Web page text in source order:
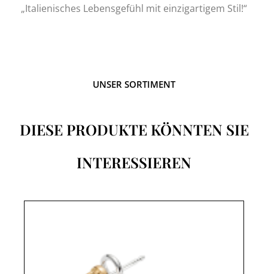
„Italienisches Lebensgefühl mit einzigartigem Stil!“
UNSER SORTIMENT
DIESE PRODUKTE KÖNNTEN SIE
INTERESSIEREN